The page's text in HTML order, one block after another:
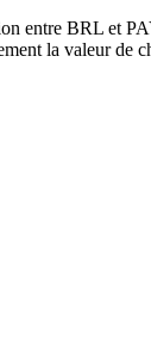
entre BRL et
la valeur de